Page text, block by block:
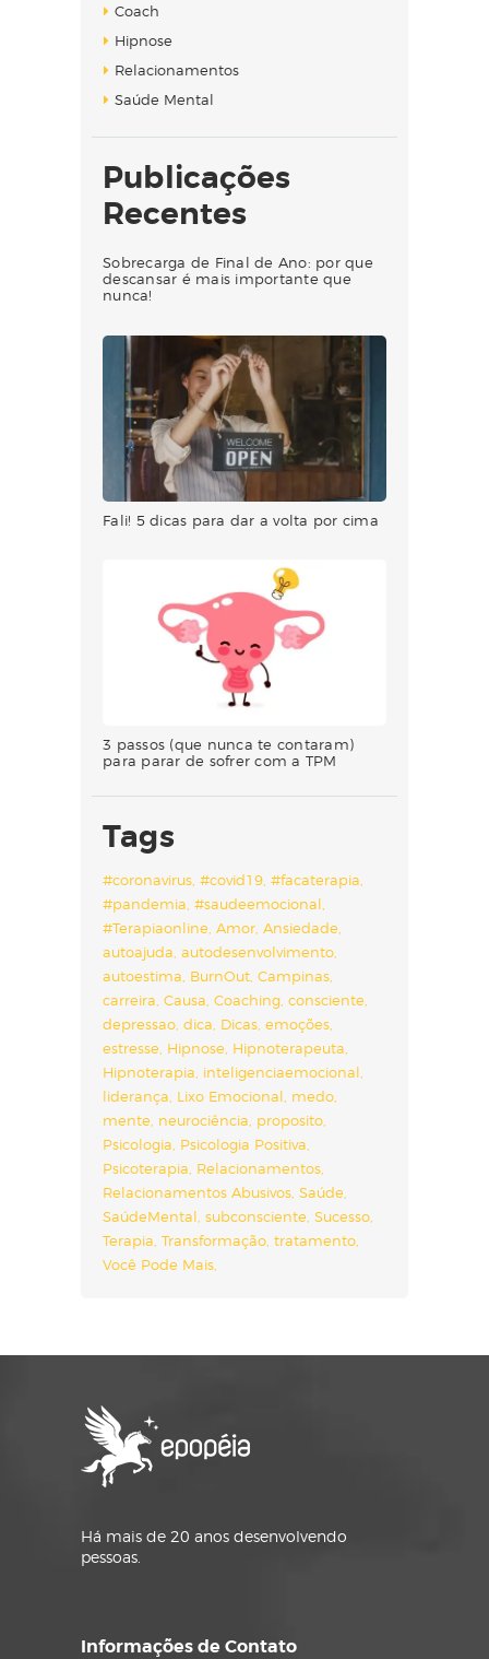
Coach
Hipnose
Relacionamentos
Saúde Mental
Publicações
Recentes
Sobrecarga de Final de Ano: por que
descansar é mais importante que
nunca!
Fali! 5 dicas para dar a volta por cima
3 passos (que nunca te contaram)
para parar de sofrer com a TPM
Tags
#coronavirus #covid19 #facaterapia
#pandemia #saudeemocional
#Terapiaonline Amor Ansiedade
autoajuda autodesenvolvimento
autoestima BurnOut Campinas
carreira Causa Coaching consciente
depressao dica Dicas emoções
estresse Hipnose Hipnoterapeuta
Hipnoterapia inteligenciaemocional
liderança Lixo Emocional medo
mente neurociência proposito
Psicologia Psicologia Positiva
Psicoterapia Relacionamentos
Relacionamentos Abusivos Saúde
SaúdeMental subconsciente Sucesso
Terapia Transformação tratamento
Você Pode Mais
Há mais de 20 anos desenvolvendo
pessoas.
Informações de Contato